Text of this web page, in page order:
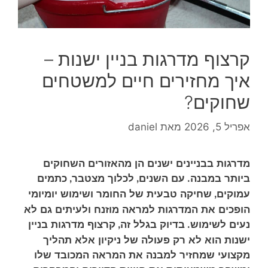
קרצוף מדרגות בניין ישנות –
איך מחזירים חיים למשטחים
שחוקים?
אפריל 5, 2026 מאת daniel
מדרגות בבניינים ישנים הן מהאזורים השחוקים
ביותר במבנה. עם השנים, לכלוך מצטבר, כתמים
עמוקים, שחיקה טבעית של החומר ושימוש יומיומי
הופכים את המדרגות למראה מוזנח ולעיתים גם לא
נעים לשימוש. בדיוק בגלל זה, קרצוף מדרגות בניין
ישנות הוא לא רק פעולה של ניקיון אלא תהליך
מקצועי שמחזיר למבנה את המראה המכובד שלו